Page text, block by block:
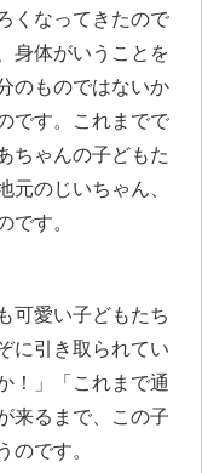
くなってきたので
身体がいうことを
のものではないか
です。これまでで
ちゃんの子どもた
元のじいちゃん、
です。
可愛い子どもたち
に引き取られてい
！」「これまで通
来るまで、この子
のです。